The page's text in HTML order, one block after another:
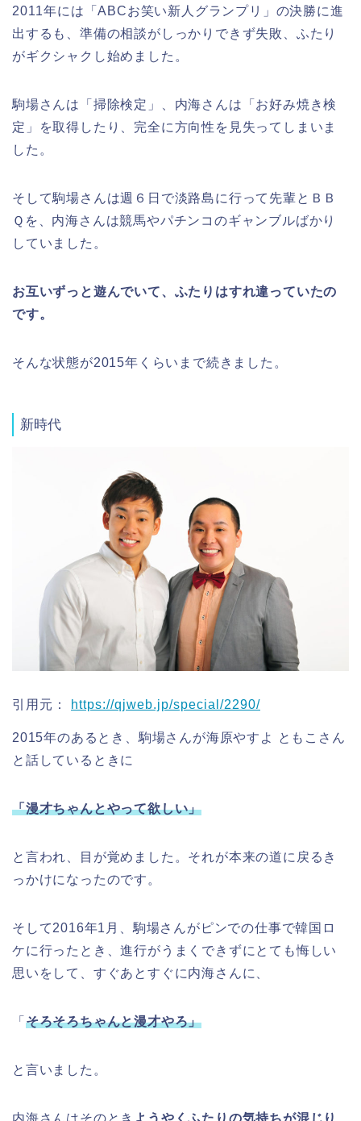
2011年には「ABCお笑い新人グランプリ」の決勝に進
出するも、準備の相談がしっかりできず失敗、ふたり
がギクシャクし始めました。
駒場さんは「掃除検定」、内海さんは「お好み焼き検
定」を取得したり、完全に方向性を見失ってしまいま
した。
そして駒場さんは週６日で淡路島に行って先輩とＢＢ
Ｑを、内海さんは競馬やパチンコのギャンブルばかり
していました。
お互いずっと遊んでいて、ふたりはすれ違っていたの
です。
そんな状態が2015年くらいまで続きました。
新時代
引用元： https://qjweb.jp/special/2290/
2015年のあるとき、駒場さんが海原やすよ ともこさん
と話しているときに
「漫才ちゃんとやって欲しい」
と言われ、目が覚めました。それが本来の道に戻るき
っかけになったのです。
そして2016年1月、駒場さんがピンでの仕事で韓国ロ
ケに行ったとき、進行がうまくできずにとても悔しい
思いをして、すぐあとすぐに内海さんに、
「 そろそろちゃんと漫才やろ」
と言いました。